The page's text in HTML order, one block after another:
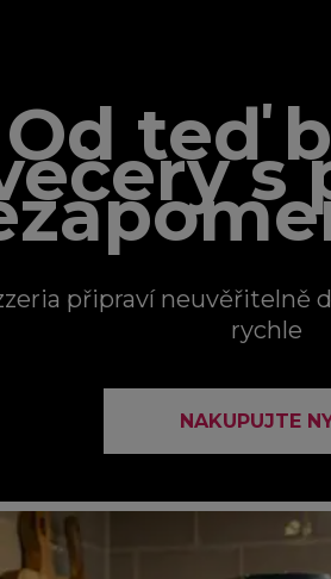
Od teďs
připraví neuvěřitelně
rychle
NAKUPUJTE